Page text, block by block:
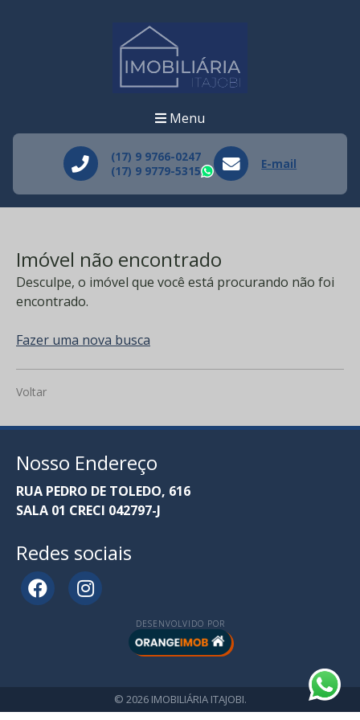
Menu
(17) 9 9766-0247
(17) 9 9779-5315
WhatsApp
E-mail
Imóvel não encontrado
Desculpe, o imóvel que você está procurando não foi
encontrado.
Fazer uma nova busca
Voltar
Nosso Endereço
RUA PEDRO DE TOLEDO, 616
SALA 01 CRECI 042797-J
Redes sociais
DESENVOLVIDO POR
© 2026 IMOBILIÁRIA ITAJOBI.